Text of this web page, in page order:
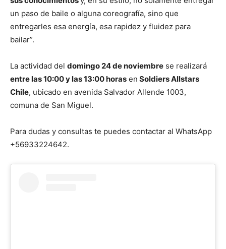
un paso de baile o alguna coreografía, sino que
entregarles esa energía, esa rapidez y fluidez para
bailar”.
La actividad del domingo 24 de noviembre se realizará
entre las 10:00 y las 13:00 horas en Soldiers Allstars
Chile, ubicado en avenida Salvador Allende 1003,
comuna de San Miguel.
Para dudas y consultas te puedes contactar al WhatsApp
+56933224642.